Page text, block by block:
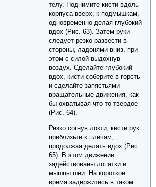
телу. Поднимите кисти вдоль
корпуса вверх, к подмышкам,
одновременно делая глубокий
вдох (Рис. 63). Затем руки
следует резко развести в
стороны, ладонями вниз, при
этом с силой выдохнув
воздух. Сделайте глубокий
вдох, кисти соберите в горсть
и сделайте запястьями
вращательные движения, как
бы охватывая что-то твердое
(Рис. 64).
Резко согнув локти, кисти рук
приблизьте к плечам,
продолжая делать вдох (Рис.
65). В этом движении
задействованы лопатки и
мышцы шеи. На короткое
время задержитесь в таком